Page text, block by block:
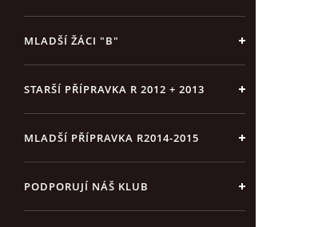
MLADŠÍ ŽÁCI "B"
STARŠÍ PŘÍPRAVKA R 2012 + 2013
MLADŠÍ PŘÍPRAVKA R2014-2015
PODPORUJÍ NÁŠ KLUB